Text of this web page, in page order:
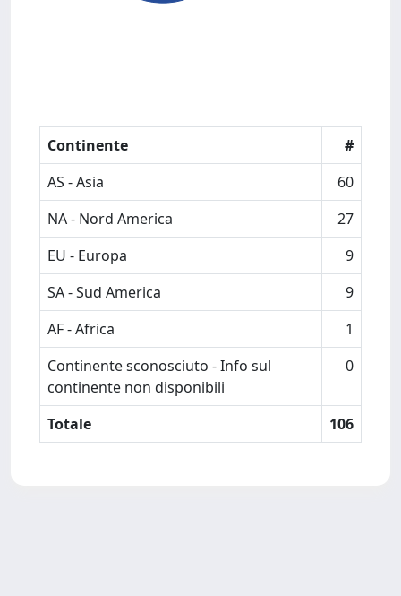
Continente
#
AS - Asia
60
NA - Nord America
27
EU - Europa
9
SA - Sud America
9
AF - Africa
1
Continente sconosciuto - Info sul
continente non disponibili
0
Totale 106